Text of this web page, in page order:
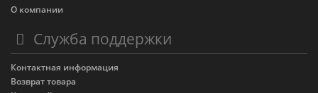
О компании
Служба поддержки
Контактная информация
Возврат товара